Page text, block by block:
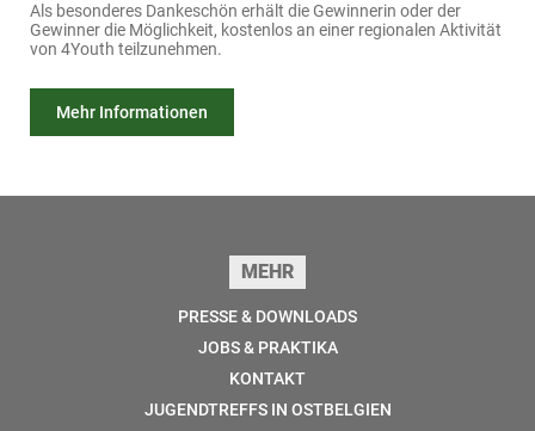
Als besonderes Dankeschön erhält die Gewinnerin oder der
Gewinner die Möglichkeit, kostenlos an einer regionalen Aktivität
von 4Youth teilzunehmen.
Mehr Informationen
MEHR
PRESSE & DOWNLOADS
JOBS & PRAKTIKA
KONTAKT
JUGENDTREFFS IN OSTBELGIEN